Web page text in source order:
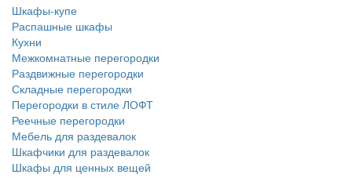
Шкафы-купе
Распашные шкафы
Кухни
Межкомнатные перегородки
Раздвижные перегородки
Складные перегородки
Перегородки в стиле ЛОФТ
Реечные перегородки
Мебель для раздевалок
Шкафчики для раздевалок
Шкафы для ценных вещей